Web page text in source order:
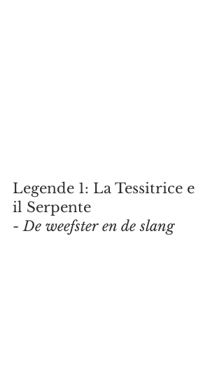
Legende 1: La Tessitrice e
il Serpente
- De weefster en de slang